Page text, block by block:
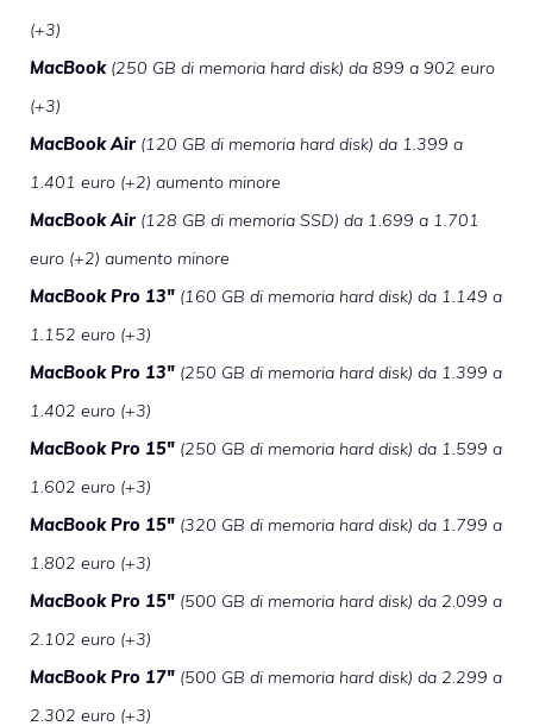
(+3)
MacBook(250 GB di memoria hard disk) da 899 a 902 euro
(+3)
MacBook Air (120 GB di memoria hard disk) da 1.399 a
1.401 euro (+2) aumento minore
MacBook Air (128 GB di memoria SSD) da 1.699 a 1.701
euro (+2) aumento minore
MacBook Pro 13″ (160 GB di memoria hard disk) da 1.149 a
1.152 euro (+3)
MacBook Pro 13″ (250 GB di memoria hard disk) da 1.399 a
1.402 euro (+3)
MacBook Pro 15″ (250 GB di memoria hard disk) da 1.599 a
1.602 euro (+3)
MacBook Pro 15″ (320 GB di memoria hard disk) da 1.799 a
1.802 euro (+3)
MacBook Pro 15″ (500 GB di memoria hard disk) da 2.099 a
2.102 euro (+3)
MacBook Pro 17″ (500 GB di memoria hard disk) da 2.299 a
2.302 euro (+3)